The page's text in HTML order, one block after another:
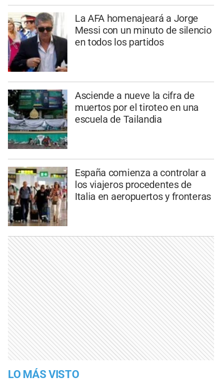
La AFA homenajeará a Jorge
Messi con un minuto de silencio
en todos los partidos
Asciende a nueve la cifra de
muertos por el tiroteo en una
escuela de Tailandia
España comienza a controlar a
los viajeros procedentes de
Italia en aeropuertos y fronteras
LO MÁS VISTO